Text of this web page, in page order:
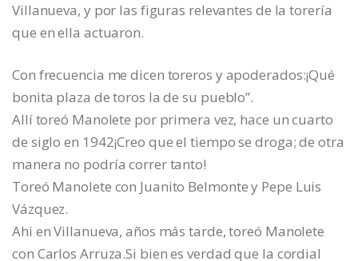
Villanueva, y por las figuras relevantes de la torería
que en ella actuaron.
Con frecuencia me dicen toreros y apoderados:¡Qué
bonita plaza de toros la de su pueblo”.
Allí toreó Manolete por primera vez, hace un cuarto
de siglo en 1942¡Creo que el tiempo se droga; de otra
manera no podría correr tanto!
Toreó Manolete con Juanito Belmonte y Pepe Luis
Vázquez.
Ahi en Villanueva, años más tarde, toreó Manolete
con Carlos Arruza.Si bien es verdad que la cordial